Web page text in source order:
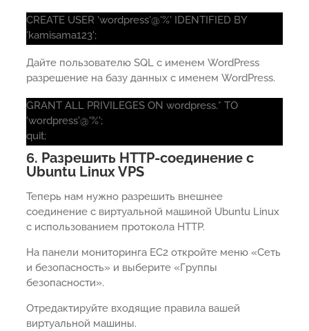
CREATE USER 'wordpress'@'%' IDENTIFIED BY
'kamisama123';
Дайте пользователю SQL с именем WordPress
разрешение на базу данных с именем WordPress.
GRANT ALL PRIVILEGES ON wordpress.* TO
'wordpress'@'%';
quit;
6. Разрешить HTTP-соединение с
Ubuntu Linux VPS
Теперь нам нужно разрешить внешнее
соединение с виртуальной машиной Ubuntu Linux
с использованием протокола HTTP.
На панели мониторинга EC2 откройте меню «Сеть
и безопасность» и выберите «Группы
безопасности».
Отредактируйте входящие правила вашей
виртуальной машины.